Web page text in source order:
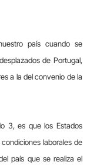
país cuando se
de Portugal,
a la del convenio de la
3, es que los Estados
laborales de
país que se realiza el